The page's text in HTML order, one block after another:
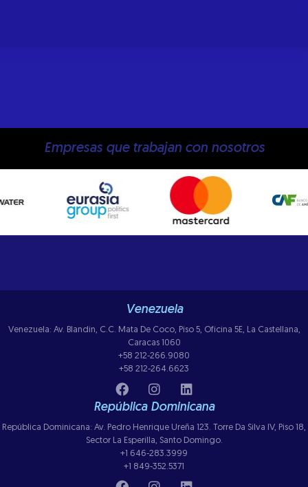
Empresas que trabajan con nosotros
Venezuela
Venezuela: Av. Blandin, C.C. Mata De Coco, Piso 5, Oficina 5E, La Castellana,
Caracas 1060
+58 212-266.9080
+58 212-264.6623
República Dominicana
República Dominicana: Av. Pedro Henrique Ureña 123. Torre Da Silva IV, Piso 18,
Sector La Esperilla, Santo Domingo.
+1 646-283.3999
+1 849-352.5371